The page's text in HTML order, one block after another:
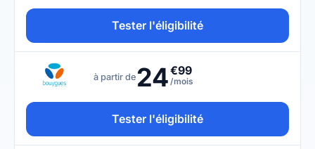
Tester l'éligibilité
à partir de 24€99
/mois
Tester l'éligibilité